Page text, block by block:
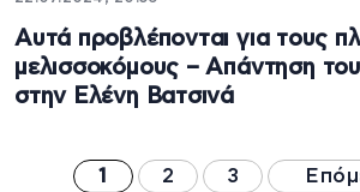
Αυτά προβλέπονται για τους
μελισσοκόμους – Απάντηση
στην Ελένη Βατσινά
1 2 3